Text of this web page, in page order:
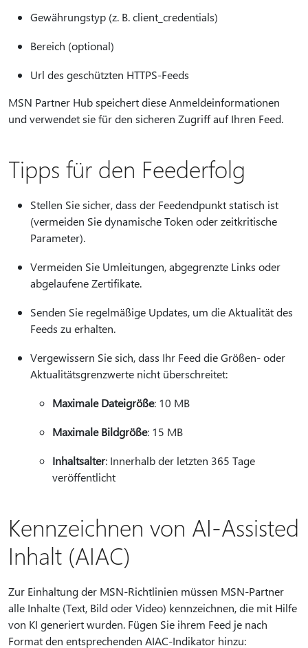
Gewährungstyp (z. B. client_credentials)
Bereich (optional)
Url des geschützten HTTPS-Feeds
MSN Partner Hub speichert diese Anmeldeinformationen
und verwendet sie für den sicheren Zugriff auf Ihren Feed.
Tipps für den Feederfolg
Stellen Sie sicher, dass der Feedendpunkt statisch ist
(vermeiden Sie dynamische Token oder zeitkritische
Parameter).
Vermeiden Sie Umleitungen, abgegrenzte Links oder
abgelaufene Zertifikate.
Senden Sie regelmäßige Updates, um die Aktualität des
Feeds zu erhalten.
Vergewissern Sie sich, dass Ihr Feed die Größen- oder
Aktualitätsgrenzwerte nicht überschreitet:
Maximale Dateigröße: 10 MB
Maximale Bildgröße: 15 MB
Inhaltsalter: Innerhalb der letzten 365 Tage
veröffentlicht
Kennzeichnen von AI-Assisted
Inhalt (AIAC)
Zur Einhaltung der MSN-Richtlinien müssen MSN-Partner
alle Inhalte (Text, Bild oder Video) kennzeichnen, die mit Hilfe
von KI generiert wurden. Fügen Sie ihrem Feed je nach
Format den entsprechenden AIAC-Indikator hinzu: